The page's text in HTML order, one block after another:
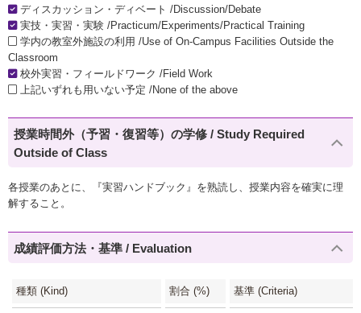
ディスカッション・ディベート /Discussion/Debate
実技・実習・実験 /Practicum/Experiments/Practical Training
学内の教室外施設の利用 /Use of On-Campus Facilities Outside the
Classroom
校外実習・フィールドワーク /Field Work
上記いずれも用いない予定 /None of the above
授業時間外（予習・復習等）の学修 / Study Required
Outside of Class
各授業のあとに、『実習ハンドブック』を熟読し、授業内容を確実に理
解すること。
成績評価方法・基準 / Evaluation
種類 (Kind) 割合 (%) 基準 (Criteria)